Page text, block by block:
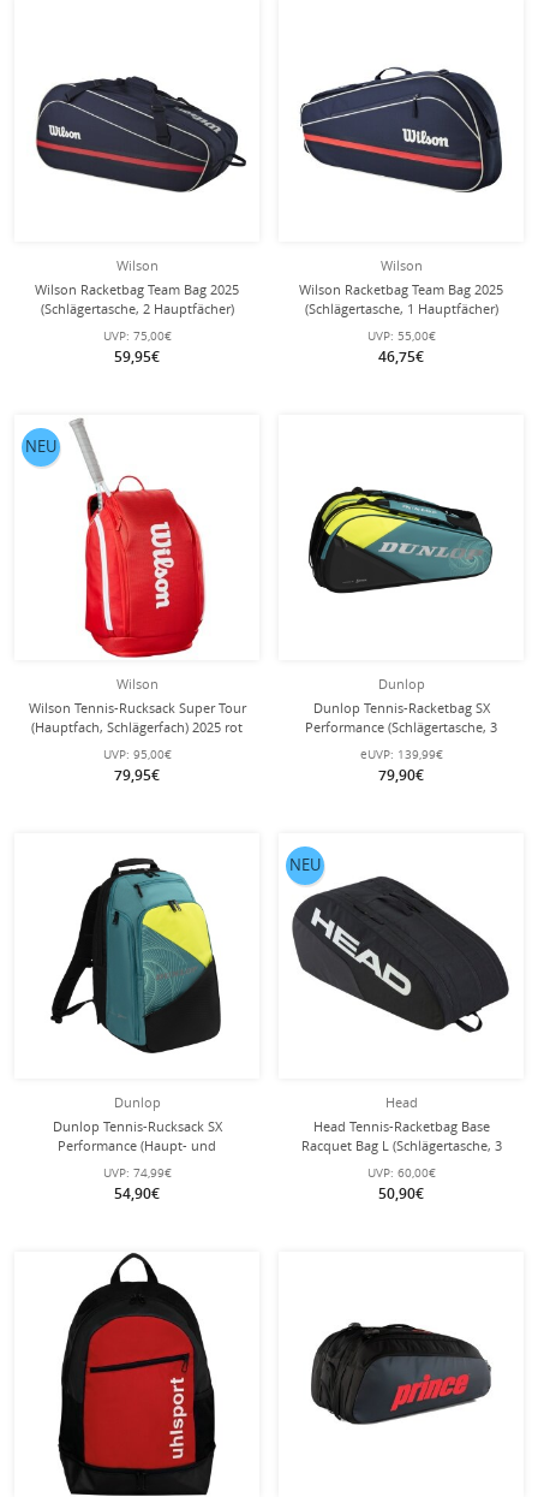
Wilson
Wilson Racketbag Team Bag 2025
(Schlägertasche, 2 Hauptfächer)
navyblau 6er
UVP: 75,00€
59,95€
Wilson
Wilson Racketbag Team Bag 2025
(Schlägertasche, 1 Hauptfächer)
navyblau 3er
UVP: 55,00€
46,75€
Wilson
Wilson Tennis-Rucksack Super Tour
(Hauptfach, Schlägerfach) 2025 rot
UVP: 95,00€
79,95€
NEU
Dunlop
Dunlop Tennis-Racketbag SX
Performance (Schlägertasche, 3
Hauptfächer, Thermofach) 2025
blaugrün/gelb 12er
eUVP: 139,99€
79,90€
Dunlop
Dunlop Tennis-Rucksack SX
Performance (Haupt- und
Schlägerfach) 2025 blaugrün/gelb
UVP: 74,99€
54,90€
Head
Head Tennis-Racketbag Base
Racquet Bag L (Schlägertasche, 3
Hauptfächer) 2025 schwarz 9er
UVP: 60,00€
50,90€
NEU